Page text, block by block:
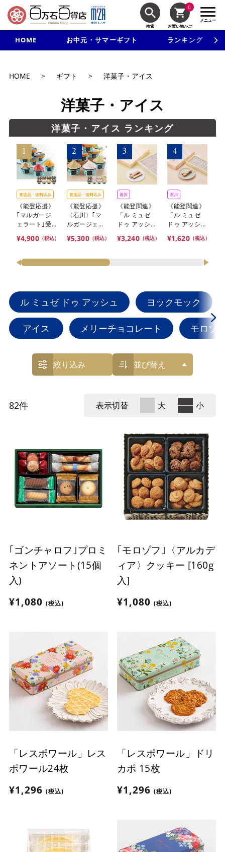
検索
0
お買い物かご
メニュー
HOME お中元・サマーギフト ランキング
新規入会で3千円以上で使える500円クーポンを進呈！
HOME > ギフト > 洋菓子・アイス
洋菓子・アイス
洋菓⼦・アイス ランキング
直送品・ 送料込み
《能登応援》
｢マルガージ
ェラート｣受
能登ジェラー
【冷凍】※北
¥4,900（税込）
直送品・ 送料込み
《能登応援》
〈石川〉｢マ
ルガージェラ
賞・能登ジェ
〈2026〉
け出来ませ
ん。
¥5,300（税込）
石川
《能登関連》
「ル ミュゼ
ドゥ アッシ
YUKIZURI
¥3,240（税込）
石川
《能登関連》
「ル ミュゼ
ドゥ アッシ
YUKIZURI 10
¥1,620（税込）
ル ミュゼ ドゥ アッシュ ヨックモック
アイス メリーチョコレート モロゾ
絞り込み 並び替え
82件 表示切替 大 小
｢ゴンチャロフ｣プロミ
ネントアソート(15個
入)
¥1,080 (税込)
｢モロゾフ｣〈アルカデ
ィア〉クッキー [160g
入]
¥1,080 (税込)
「レスポワール」レス
ポワール24枚
¥1,296 (税込)
「レスポワール」ドリ
カポ 15枚
¥1,296 (税込)